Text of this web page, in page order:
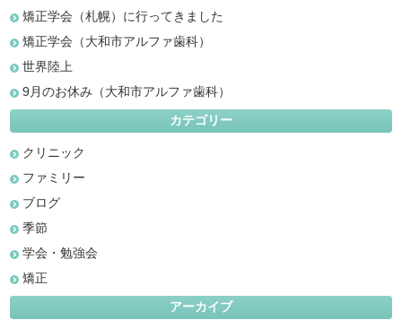
矯正学会（札幌）に行ってきました
矯正学会（大和市アルファ歯科）
世界陸上
9月のお休み（大和市アルファ歯科）
カテゴリー
クリニック
ファミリー
ブログ
季節
学会・勉強会
矯正
アーカイブ